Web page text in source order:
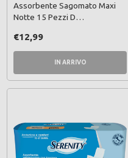
Assorbente Sagomato Maxi
Notte 15 Pezzi D…
€12,99
IN ARRIVO